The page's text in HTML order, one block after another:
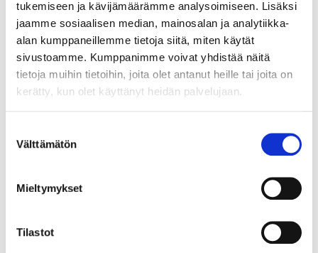
tukemiseen ja kävijämäärämme analysoimiseen. Lisäksi
jaamme sosiaalisen median, mainosalan ja analytiikka-
alan kumppaneillemme tietoja siitä, miten käytät
sivustoamme. Kumppanimme voivat yhdistää näitä
tietoja muihin tietoihin, joita olet antanut heille tai joita on
kerätty, kun olet käyttänyt heidän palvelujaan.
valinta
Välttämätön
Mieltymykset
Tilastot
KPL
ROLLER KISKOT 500/16 ANTRASIITTI 16MM
Roller antrasiitin sävyiset runkokiskot 500mm syvänä. Soft